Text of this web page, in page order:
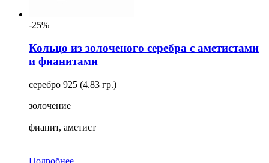
-25%
Кольцо из золоченого серебра с аметистами
и фианитами
серебро 925 (4.83 гр.)
золочение
фианит, аметист
Подробнее